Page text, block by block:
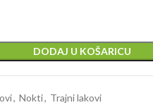
DODAJ U KOŠARICU
, Nokti, Trajni lakovi